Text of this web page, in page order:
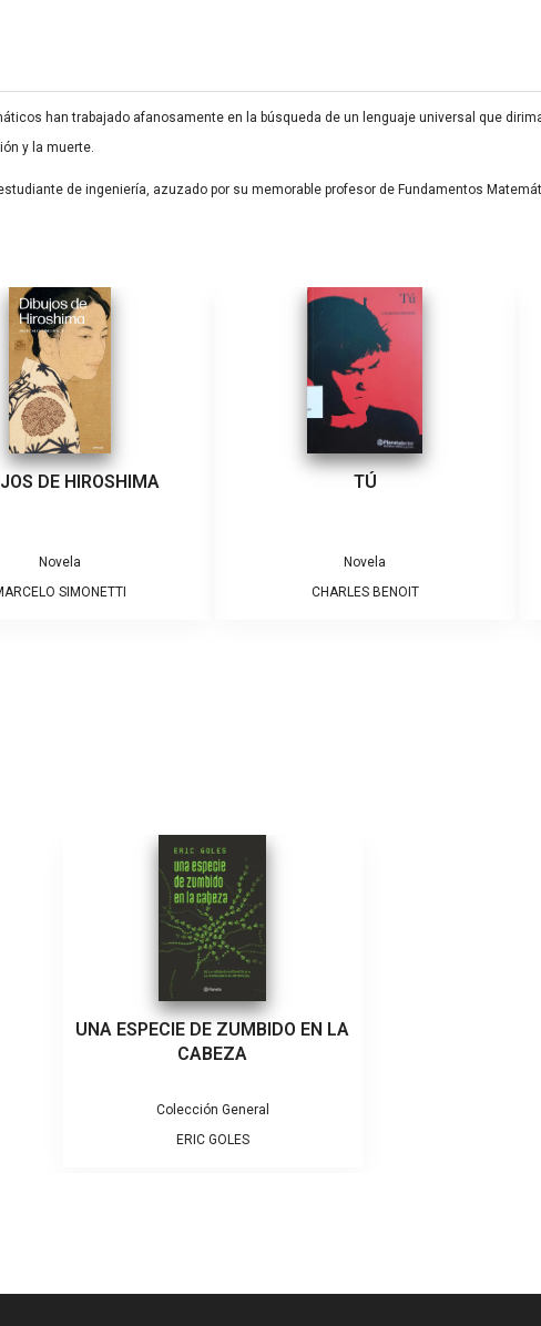
han trabajado afanosamente en la búsqueda de un lenguaje universal que
y la muerte.
de ingeniería, azuzado por su memorable profesor de Fundamentos
TÚ
CHARLES BENOIT
MARÍA DUEÑAS
UNA ESPECIE DE ZUMBIDO EN LA
CABEZA
Colección General
ERIC GOLES